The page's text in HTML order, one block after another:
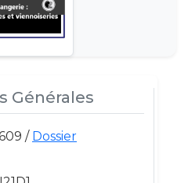
Générales
/ Dossier